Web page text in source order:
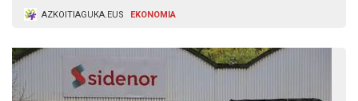
AZKOITIAGUKA.EUS EKONOMIA